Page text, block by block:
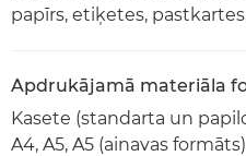
papīrs, etiķetes,
Apdrukājamā materiāla
Kasete (standarta un
A4, A5, A5 (ainavas